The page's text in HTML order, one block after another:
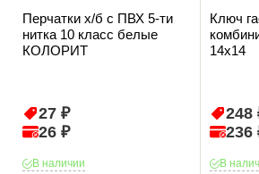
Перчатки х/б с ПВХ 5-ти
нитка 10 класс белые
КОЛОРИТ
27 ₽
26 ₽
В наличии
Ключ
14х14
248
236
В